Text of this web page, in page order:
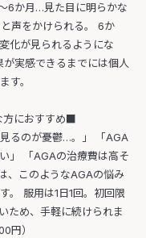
6か月…見た目に明らかな
声をかけられる。 6か
化が見られるようにな
実感できるまでには個人
す。
方におすすめ■
見るのが憂鬱…。」 「AGA
」 「AGAの治療費は高そ
、このようなAGAの悩み
。 服用は1日1回。初回限
ため、手軽に続けられま
円）